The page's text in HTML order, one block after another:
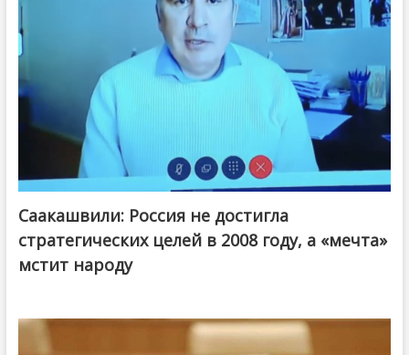
Саакашвили: Россия не достигла
стратегических целей в 2008 году, а «мечта»
мстит народу